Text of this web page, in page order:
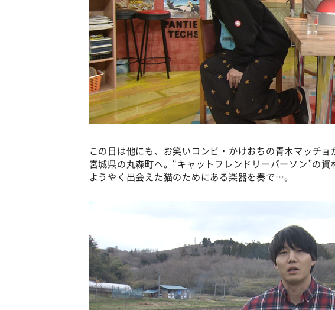
この日は他にも、お笑いコンビ・かけおちの青木マッチ
宮城県の丸森町へ。“キャットフレンドリーパーソン”の資
ようやく出会えた猫のためにある楽器を奏で…。